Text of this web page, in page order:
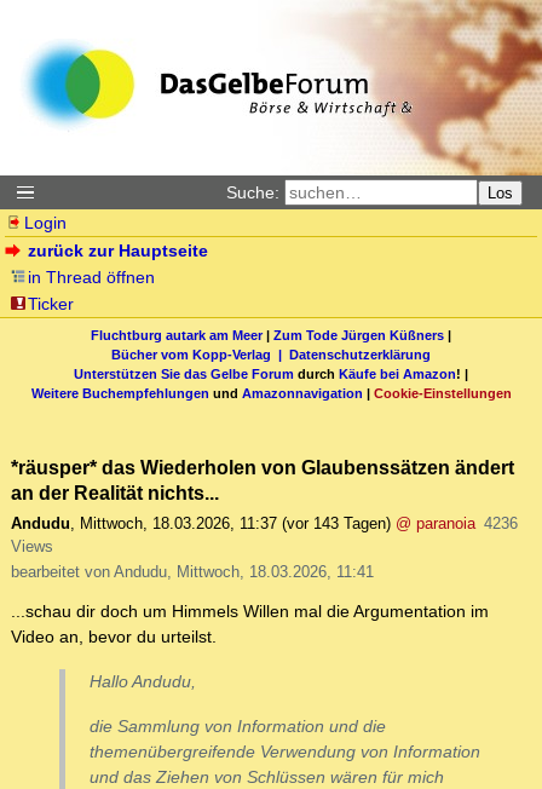
Suche: Los
Login
zurück zur Hauptseite
in Thread öffnen
Ticker
Fluchtburg autark am Meer| Zum Tode Jürgen Küßners |
Bücher vom Kopp-Verlag | Datenschutzerklärung
Unterstützen Sie das Gelbe Forum durch Käufe bei Amazon! |
Weitere Buchempfehlungen und Amazonnavigation | Cookie-Einstellungen
*räusper* das Wiederholen von Glaubenssätzen ändert
an der Realität nichts...
Andudu, Mittwoch, 18.03.2026, 11:37 (vor 143 Tagen) @ paranoia 4236
Views
bearbeitet von Andudu, Mittwoch, 18.03.2026, 11:41
...schau dir doch um Himmels Willen mal die Argumentation im
Video an, bevor du urteilst.
Hallo Andudu,
die Sammlung von Information und die
themenübergreifende Verwendung von Information
und das Ziehen von Schlüssen wären für mich